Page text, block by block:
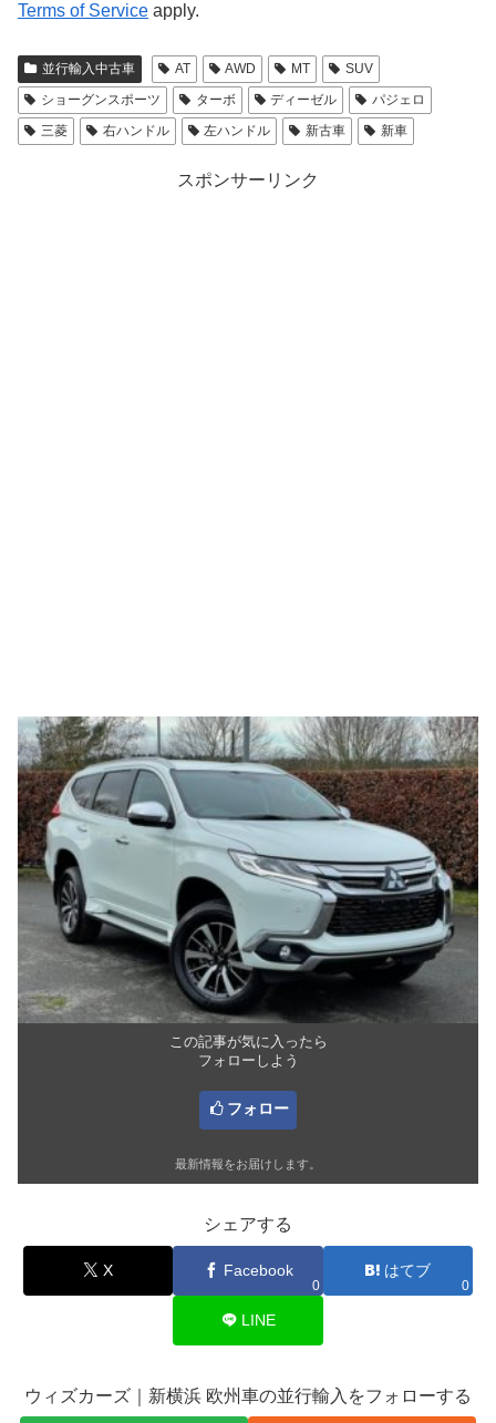
Terms of Service apply.
並行輸入中古車 AT AWD MT
SUV
ショーグンスポーツ
ターボ ディーゼル
パジェロ
三菱
右ハンドル 左ハンドル 新古車 新車
スポンサーリンク
この記事が気に入ったら
フォローしよう
フォロー
最新情報をお届けします。
シェアする
X Facebook
0
はてブ
0
LINE
ウィズカーズ｜新横浜 欧州車の並行輸入をフォローする